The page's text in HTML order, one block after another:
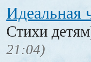
Идеальная
Стихи
21:04)